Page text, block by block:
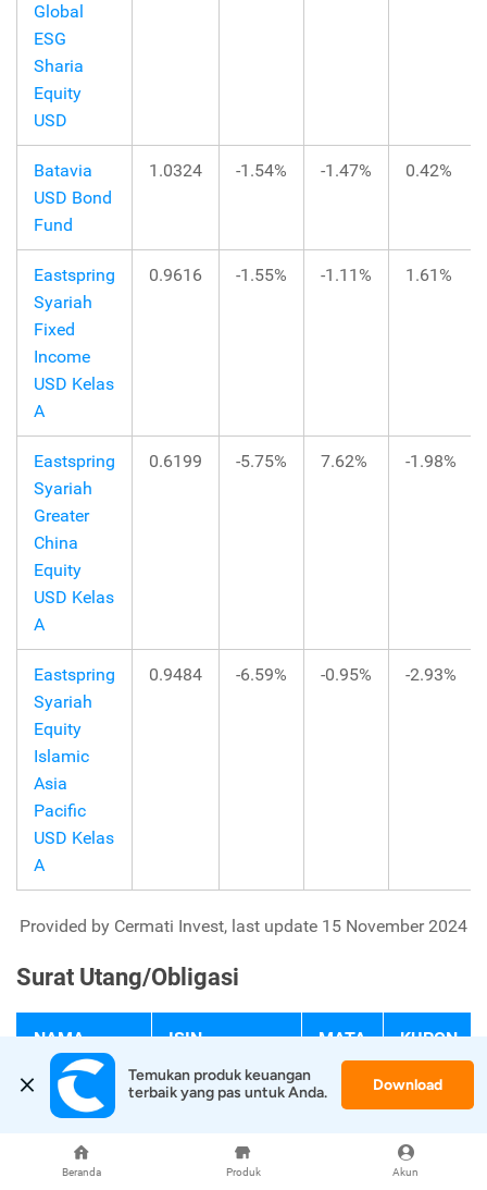
Beranda Produk Akun
Global
ESG
Sharia
Equity
USD
Batavia
USD Bond
Fund
1.0324 -1.54% -1.47% 0.42%
Eastspring
Syariah
Fixed
Income
USD Kelas
A
0.9616 -1.55% -1.11% 1.61%
Eastspring
Syariah
Greater
China
Equity
USD Kelas
A
0.6199 -5.75% 7.62% -1.98%
Eastspring
Syariah
Equity
Islamic
Asia
Pacific
USD Kelas
A
0.9484 -6.59% -0.95% -2.93%
Provided by Cermati Invest, last update 15 November 2024
Surat Utang/Obligasi
NAMA
OBLIGASI
ISIN
MATA
UANG
KUPON
FR0087 IDG000015207 6.50%
Temukan produk keuangan
terbaik yang pas untuk Anda.
Download